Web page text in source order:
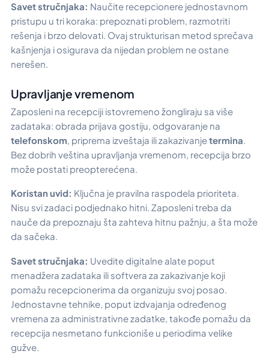
Savet stručnjaka: Naučite recepcionere jednostavnom
pristupu u tri koraka: prepoznati problem, razmotriti
rešenja i brzo delovati. Ovaj strukturisan metod sprečava
kašnjenja i osigurava da nijedan problem ne ostane
nerešen.
Upravljanje vremenom
Zaposleni na recepciji istovremeno žongliraju sa više
zadataka: obrada prijava gostiju, odgovaranje na
telefonskom, priprema izveštaja ili zakazivanjetermina.
Bez dobrih veština upravljanja vremenom, recepcija brzo
može postati preopterećena.
Koristan uvid: Ključna je pravilna raspodela prioriteta.
Nisu svi zadaci podjednako hitni. Zaposleni treba da
nauče da prepoznaju šta zahteva hitnu pažnju, a šta može
da sačeka.
Savet stručnjaka: Uvedite digitalne alate poput
menadžera zadataka ili softvera za zakazivanje koji
pomažu recepcionerima da organizuju svoj posao.
Jednostavne tehnike, poput izdvajanja određenog
vremena za administrativne zadatke, takođe pomažu da
recepcija nesmetano funkcioniše u periodima velike
gužve.